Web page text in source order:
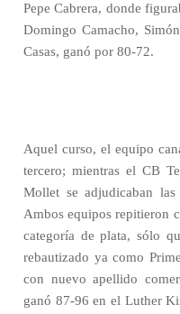
Pepe Cabrera, donde
Domingo Camacho,
Casas, ganó por 80-72.
Aquel curso, el equipo
tercero; mientras el CB
Mollet se adjudicaban
Ambos equipos repitieron
categoría de plata, sólo
rebautizado ya como
con nuevo apellido
ganó 87-96 en el Luther